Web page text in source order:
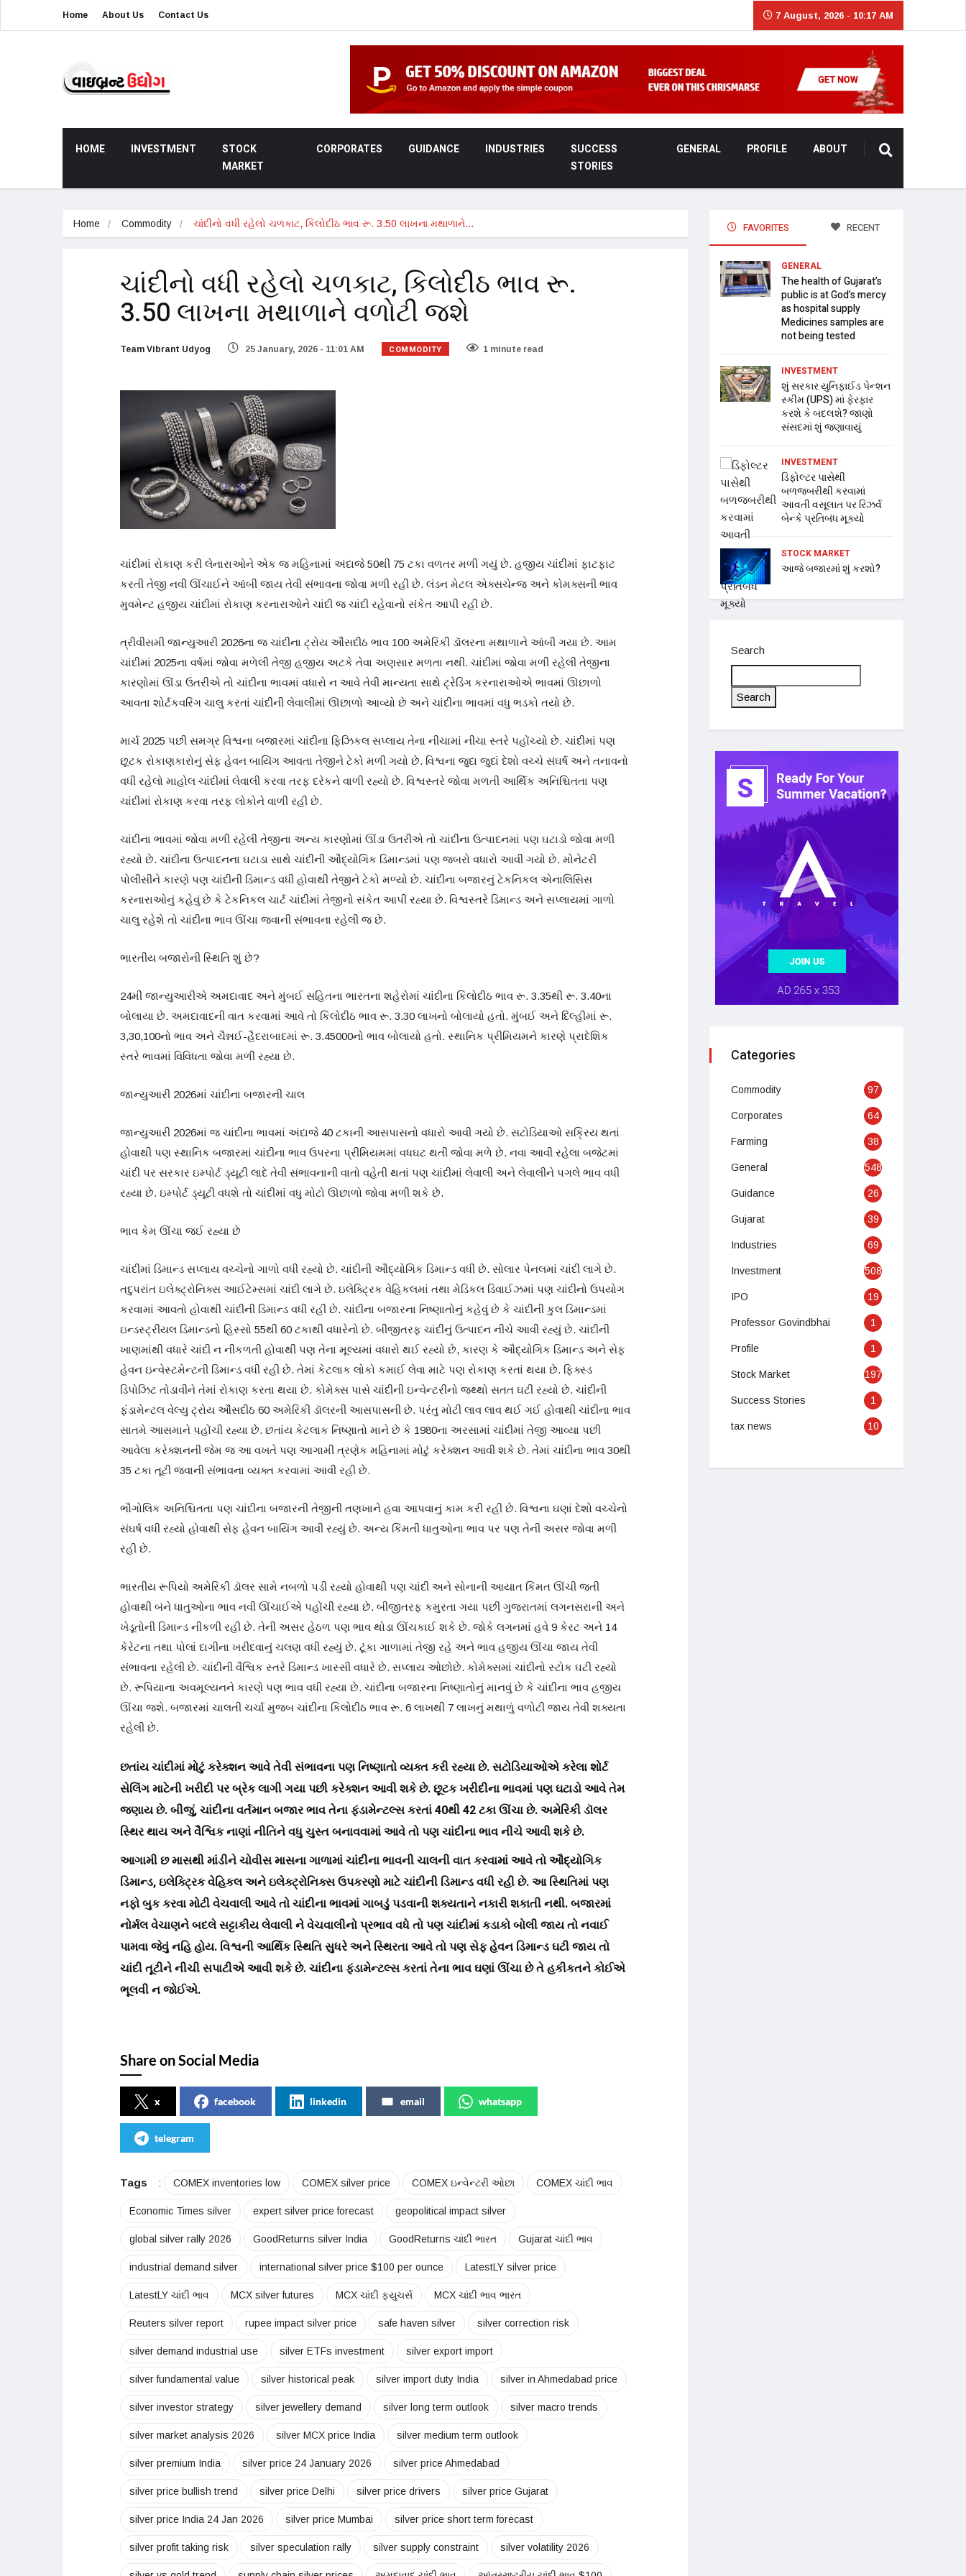
Home About Us Contact Us 7 August, 2026 - 10:17 AM
HOME INVESTMENT
STOCK
MARKET
CORPORATES GUIDANCE INDUSTRIES
SUCCESS
STORIES
GENERAL PROFILE ABOUT
Home Commodity ચાંદીનો વધી રહેલો ચળકાટ, કિલોદીઠ ભાવ રૂ. 3.50 લાખના મથાળાને…
ચાંદીનો વધી રહેલો ચળકાટ, કિલોદીઠ ભાવ રૂ.
3.50 લાખના મથાળાને વળોટી જશે
Team Vibrant Udyog 25 January, 2026 - 11:01 AM COMMODITY 1 minute read
ચાંદીમાં રોકાણ કરી લેનારાઓને એક જ મહિનામાં અંદાજે 50થી 75 ટકા વળતર મળી ગયું છે. હજીય ચાંદીમાં ફાટફાટ
કરતી તેજી નવી ઊંચાઈને આંબી જાય તેવી સંભાવના જોવા મળી રહી છે. લંડન મેટલ એક્સચેન્જ અને કોમક્સની ભાવ
મુવમેન્ટ હજીય ચાંદીમાં રોકાણ કરનારાઓને ચાંદી જ ચાંદી રહેવાનો સંકેત આપી રહી છે.
ત્રીવીસમી જાન્યુઆરી 2026ના જ ચાંદીના ટ્રોય ઔંસદીઠ ભાવ 100 અમેરિકી ડૉલરના મથાળાને આંબી ગયા છે. આમ
ચાંદીમાં 2025ના વર્ષમાં જોવા મળેલી તેજી હજીય અટકે તેવા અણસાર મળતા નથી. ચાંદીમાં જોવા મળી રહેલી તેજીના
કારણોમાં ઊંડા ઉતરીએ તો ચાંદીના ભાવમાં વધારો ન આવે તેવી માન્યતા સાથે ટ્રેડિંગ કરનારાઓએ ભાવમાં ઊછાળો
આવતા શોર્ટકવરિંગ ચાલુ કરતાં ચાંદીની લેવાલીમાં ઊછાળો આવ્યો છે અને ચાંદીના ભાવમાં વધુ ભડકો તયો છે.
માર્ચ 2025 પછી સમગ્ર વિશ્વના બજારમાં ચાંદીના ફિઝિકલ સપ્લાય તેના નીચામાં નીચા સ્તરે પહોંચ્યો છે. ચાંદીમાં પણ
છૂટક રોકાણકારોનું સેફ હેવન બાયિંગ આવતા તેજીને ટેકો મળી ગયો છે. વિશ્વના જુદા જુદાં દેશો વચ્ચે સંઘર્ષ અને તનાવનો
વધી રહેલો માહોલ ચાંદીમાં લેવાલી કરવા તરફ દરેકને વાળી રહ્યો છે. વિશ્વસ્તરે જોવા મળતી આર્થિક અનિશ્ચિતતા પણ
ચાંદીમાં રોકાણ કરવા તરફ લોકોને વાળી રહી છે.
ચાંદીના ભાવમાં જોવા મળી રહેલી તેજીના અન્ય કારણોમાં ઊંડા ઉતરીએ તો ચાંદીના ઉત્પાદનમાં પણ ઘટાડો જોવા મળી
રહ્યો છે. ચાંદીના ઉત્પાદનના ઘટાડા સાથે ચાંદીની ઔદ્યોગિક ડિમાન્ડમાં પણ જબરો વધારો આવી ગયો છે. મોનેટરી
પોલીસીને કારણે પણ ચાંદીની ડિમાન્ડ વધી હોવાથી તેજીને ટેકો મળ્યો છે. ચાંદીના બજારનું ટેકનિકલ એનાલિસિસ
કરનારાઓનું કહેવું છે કે ટેકનિકલ ચાર્ટ ચાંદીમાં તેજીનો સંકેત આપી રહ્યા છે. વિશ્વસ્તરે ડિમાન્ડ અને સપ્લાયમાં ગાળો
ચાલુ રહેશે તો ચાંદીના ભાવ ઊંચા જવાની સંભાવના રહેલી જ છે.
ભારતીય બજારોની સ્થિતિ શું છે?
24મી જાન્યુઆરીએ અમદાવાદ અને મુંબઈ સહિતના ભારતના શહેરોમાં ચાંદીના કિલોદીઠ ભાવ રૂ. 3.35થી રૂ. 3.40ના
બોલાયા છે. અમદાવાદની વાત કરવામાં આવે તો કિલોદીઠ ભાવ રૂ. 3.30 લાખનો બોલાયો હતો. મુંબઈ અને દિલ્હીમાં રૂ.
3,30,100નો ભાવ અને ચૈન્નઈ-હૈદરાબાદમાં રૂ. 3.45000નો ભાવ બોલાયો હતો. સ્થાનિક પ્રીમિયમને કારણે પ્રાદેશિક
સ્તરે ભાવમાં વિવિધતા જોવા મળી રહ્યા છે.
જાન્યુઆરી 2026માં ચાંદીના બજારની ચાલ
જાન્યુઆરી 2026માં જ ચાંદીના ભાવમાં અંદાજે 40 ટકાની આસપાસનો વધારો આવી ગયો છે. સટોડિયાઓ સક્રિય થતાં
હોવાથી પણ સ્થાનિક બજારમાં ચાંદીના ભાવ ઉપરના પ્રીમિયમમાં વધઘટ થતી જોવા મળે છે. નવા આવી રહેલા બજેટમાં
ચાંદી પર સરકાર ઇમ્પોર્ટ ડ્યૂટી લાદે તેવી સંભાવનાની વાતો વહેતી થતાં પણ ચાંદીમાં લેવાલી અને લેવાલીને પગલે ભાવ વધી
રહ્યા છે. ઇમ્પોર્ટ ડ્યૂટી વધશે તો ચાંદીમાં વધુ મોટો ઊછાળો જોવા મળી શકે છે.
ભાવ કેમ ઊંચા જઈ રહ્યા છે
ચાંદીમાં ડિમાન્ડ સપ્લાય વચ્ચેનો ગાળો વધી રહ્યો છે. ચાંદીની ઔદ્યોગિક ડિમાન્ડ વધી છે. સોલાર પેનલમાં ચાંદી લાગે છે.
તદુપરાંત ઇલેક્ટ્રોનિક્સ આઈટેમ્સમાં ચાંદી લાગે છે. ઇલેક્ટ્રિક વેહિકલમાં તથા મેડિકલ ડિવાઈઝમાં પણ ચાંદીનો ઉપયોગ
કરવામાં આવતો હોવાથી ચાંદીની ડિમાન્ડ વધી રહી છે. ચાંદીના બજારના નિષ્ણાતોનું કહેવું છે કે ચાંદીની કુલ ડિમાન્ડમાં
ઇન્ડસ્ટ્રીયલ ડિમાન્ડનો હિસ્સો 55થી 60 ટકાથી વધારેનો છે. બીજીતરફ ચાંદીનું ઉત્પાદન નીચે આવી રહ્યું છે. ચાંદીની
ખાણમાંથી વધારે ચાંદી ન નીકળતી હોવાથી પણ તેના મૂલ્યમાં વધારો થઈ રહ્યો છે, કારણ કે ઔદ્યોગિક ડિમાન્ડ અને સેફ
હેવન ઇન્વેસ્ટમેન્ટની ડિમાન્ડ વધી રહી છે. તેમાં કેટલાક લોકો કમાઈ લેવા માટે પણ રોકાણ કરતાં થયા છે. ફિક્સ્ડ
ડિપોઝિટ તોડાવીને તેમાં રોકાણ કરતા થયા છે. કોમેક્સ પાસે ચાંદીની ઇન્વેન્ટરીનો જથ્થો સતત ઘટી રહ્યો છે. ચાંદીની
ફંડામેન્ટલ વેલ્યુ ટ્રોય ઔંસદીઠ 60 અમેરિકી ડૉલરની આસપાસની છે. પરંતુ મોટી લાવ લાવ થઈ ગઈ હોવાથી ચાંદીના ભાવ
સાતમે આસમાને પહોંચી રહ્યા છે. છતાંય કેટલાક નિષ્ણાતો માને છે કે 1980ના અરસામાં ચાંદીમાં તેજી આવ્યા પછી
આવેલા કરેક્શનની જેમ જ આ વખતે પણ આગામી ત્રણેક મહિનામાં મોટું કરેક્શન આવી શકે છે. તેમાં ચાંદીના ભાવ 30થી
35 ટકા તૂટી જવાની સંભાવના વ્યક્ત કરવામાં આવી રહી છે.
ભૌગોલિક અનિશ્ચિતતા પણ ચાંદીના બજારની તેજીની તણખાને હવા આપવાનું કામ કરી રહી છે. વિશ્વના ઘણાં દેશો વચ્ચેનો
સંઘર્ષ વધી રહ્યો હોવાથી સેફ હેવન બાયિંગ આવી રહ્યું છે. અન્ય કિંમતી ધાતુઓના ભાવ પર પણ તેની અસર જોવા મળી
રહી છે.
ભારતીય રૂપિયો અમેરિકી ડૉલર સામે નબળો પડી રહ્યો હોવાથી પણ ચાંદી અને સોનાની આયાત કિંમત ઊંચી જતી
હોવાથી બંને ધાતુઓના ભાવ નવી ઊંચાઈએ પહોંચી રહ્યા છે. બીજીતરફ કમુરતા ગયા પછી ગુજરાતમાં લગનસરાની અને
ખેડૂતોની ડિમાન્ડ નીકળી રહી છે. તેની અસર હેઠળ પણ ભાવ થોડા ઊંચકાઈ શકે છે. જોકે લગનમાં હવે 9 કેરટ અને 14
કેરેટના તથા પોલાં દાગીના ખરીદવાનું ચલણ વધી રહ્યું છે. ટૂંકા ગાળામાં તેજી રહે અને ભાવ હજીય ઊંચા જાય તેવી
સંભાવના રહેલી છે. ચાંદીની વૈશ્વિક સ્તરે ડિમાન્ડ ખાસ્સી વધારે છે. સપ્લાય ઓછોછે. કોમેક્સમાં ચાંદીનો સ્ટોક ઘટી રહ્યો
છે. રૂપિયાના અવમૂલ્યનને કારણે પણ ભાવ વધી રહ્યા છે. ચાંદીના બજારના નિષ્ણાતોનું માનવું છે કે ચાંદીના ભાવ હજીય
ઊંચા જશે. બજારમાં ચાલતી ચર્ચા મુજબ ચાંદીના કિલોદીઠ ભાવ રૂ. 6 લાખથી 7 લાખનું મથાળું વળોટી જાય તેવી શક્યતા
રહેલી છે.
છતાંય ચાંદીમાં મોટું કરેક્શન આવે તેવી સંભાવના પણ નિષ્ણાતો વ્યક્ત કરી રહ્યા છે. સટોડિયાઓએ કરેલા શોર્ટ
સેલિંગ માટેની ખરીદી પર બ્રેક લાગી ગયા પછી કરેક્શન આવી શકે છે. છૂટક ખરીદીના ભાવમાં પણ ઘટાડો આવે તેમ
જણાય છે. બીજું, ચાંદીના વર્તમાન બજાર ભાવ તેના ફંડામેન્ટલ્સ કરતાં 40થી 42 ટકા ઊંચા છે. અમેરિકી ડૉલર
સ્થિર થાય અને વૈશ્વિક નાણાં નીતિને વધુ ચુસ્ત બનાવવામાં આવે તો પણ ચાંદીના ભાવ નીચે આવી શકે છે.
આગામી છ માસથી માંડીને ચોવીસ માસના ગાળામાં ચાંદીના ભાવની ચાલની વાત કરવામાં આવે તો ઔદ્યોગિક
ડિમાન્ડ, ઇલેક્ટ્રિક વેહિકલ અને ઇલેક્ટ્રોનિક્સ ઉપકરણો માટે ચાંદીની ડિમાન્ડ વધી રહી છે. આ સ્થિતિમાં પણ
નફો બુક કરવા મોટી વેચવાલી આવે તો ચાંદીના ભાવમાં ગાબડું પડવાની શક્યતાને નકારી શકાતી નથી. બજારમાં
નોર્મલ વેચાણને બદલે સટ્ટાકીય લેવાલી ને વેચવાલીનો પ્રભાવ વધે તો પણ ચાંદીમાં કડાકો બોલી જાય તો નવાઈ
પામવા જેવું નહિ હોય. વિશ્વની આર્થિક સ્થિતિ સુધરે અને સ્થિરતા આવે તો પણ સેફ હેવન ડિમાન્ડ ઘટી જાય તો
ચાંદી તૂટીને નીચી સપાટીએ આવી શકે છે. ચાંદીના ફંડામેન્ટલ્સ કરતાં તેના ભાવ ઘણાં ઊંચા છે તે હકીકતને કોઈએ
ભૂલવી ન જોઈએ.
Share on Social Media
x facebook linkedin email whatsapp
telegram
Tags : COMEX inventories low COMEX silver price COMEX ઇન્વેન્ટરી ઓછા COMEX ચાંદી ભાવ
Economic Times silver expert silver price forecast geopolitical impact silver
global silver rally 2026 GoodReturns silver India GoodReturns ચાંદી ભારત Gujarat ચાંદી ભાવ
industrial demand silver international silver price $100 per ounce LatestLY silver price
LatestLY ચાંદી ભાવ MCX silver futures MCX ચાંદી ફ્યુચર્સ MCX ચાંદી ભાવ ભારત
Reuters silver report rupee impact silver price safe haven silver silver correction risk
silver demand industrial use silver ETFs investment silver export import
silver fundamental value silver historical peak silver import duty India silver in Ahmedabad price
silver investor strategy silver jewellery demand silver long term outlook silver macro trends
silver market analysis 2026 silver MCX price India silver medium term outlook
silver premium India silver price 24 January 2026 silver price Ahmedabad
silver price bullish trend silver price Delhi silver price drivers silver price Gujarat
silver price India 24 Jan 2026 silver price Mumbai silver price short term forecast
silver profit taking risk silver speculation rally silver supply constraint silver volatility 2026
FAVORITES RECENT
GENERAL
The health of Gujarat’s
public is at God’s mercy
as hospital supply
Medicines samples are
not being tested
INVESTMENT
શું સરકાર યુનિફાઈડ પેન્શન
સ્કીમ (UPS) માં ફેરફાર
કરશે કે બદલશે? જાણો
સંસદમાં શું જણાવાયું
INVESTMENT
ડિફોલ્ટર પાસેથી
બળજબરીથી કરવામાં
આવતી વસૂલાત પર રિઝર્વ
બેન્કે પ્રતિબંધ મૂક્યો
STOCK MARKET
આજે બજારમાં શું કરશો?
Search
Search
Categories
Commodity 97
Corporates 64
Farming 38
General 548
Guidance 26
Gujarat 39
Industries 69
Investment 508
IPO 19
Professor Govindbhai 1
Profile 1
Stock Market 197
Success Stories 1
tax news 10